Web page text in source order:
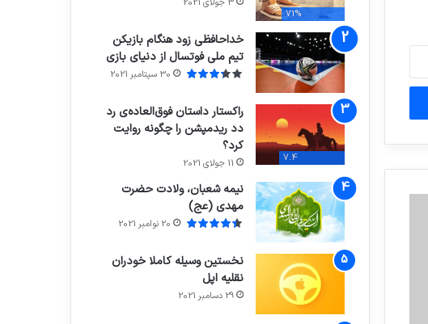
71%
3 جولای 2021
خداحافظی زود هنگام بازیکن
تیم ملی فوتسال از دنیای بازی
30 سپتامبر 2021
7.4
راکستار داستان فوق‌العاده‌ی رد
دد ریدمپشن را چگونه روایت
کرد؟
11 جولای 2021
نیمه شعبان، ولادت حضرت
مهدی (عج)
20 نوامبر 2021
نخستین وسیله کاملا خودران
نقلیه اپل
29 دسامبر 2021